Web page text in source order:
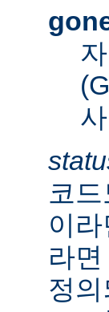
코
이라
라
정